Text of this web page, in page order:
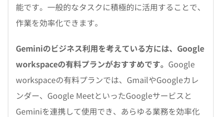
能です。一般的なタスクに積極的に活用することで、
作業を効率化できます。
Geminiのビジネス利用を考えている方には、Google
workspaceの有料プランがおすすめです。 Google
workspaceの有料プランでは、GmailやGoogleカレ
ンダー、Google MeetといったGoogleサービスと
Geminiを連携して使用でき、あらゆる業務を効率化